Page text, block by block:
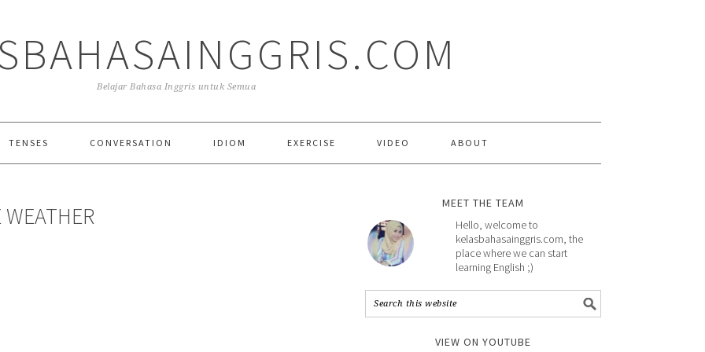
Belajar Bahasa Inggris untuk Semua
TENSES CONVERSATION IDIOM EXERCISE VIDEO ABOUT
MEET THE TEAM
Hello, welcome to
kelasbahasainggris.com, the
place where we can start
learning English ;)
VIEW ON YOUTUBE